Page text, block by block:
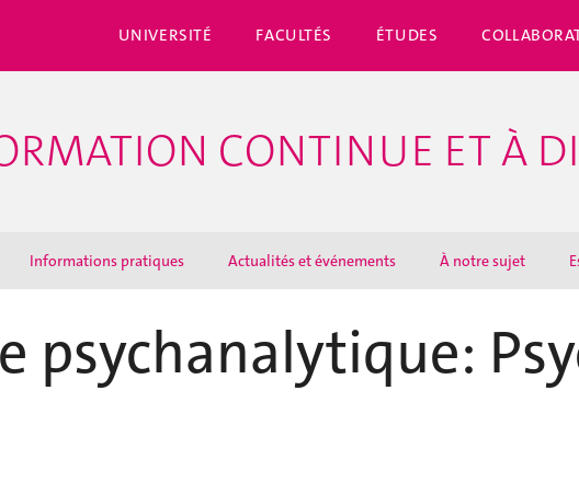
UNIVERSITÉ FACULTÉS ÉTUDES
CONTINUE ET À
Informations pratiques Actualités et événements À notre sujet
psychanalytique: